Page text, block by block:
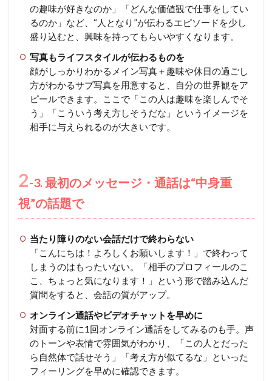
の趣味が好きなのか」「どんな価値観で仕事をしてい
るのか」など、“人となり”が伝わるエピソードを少し
盛り込むと、興味を持ってもらいやすくなります。
写真もライフスタイルが伝わるものを
顔がしっかりわかるメイン写真＋趣味や休日の過ごし
方がわかるサブ写真を用意すると、自分の世界観をア
ピールできます。ここで「この人は趣味を楽しんでそ
う」「こういう考え方しそうだな」というイメージを
相手に与えられるのが大きいです。
2-3. 最初のメッセージ・通話は“中身重
視”の話題で
当たり障りのない会話だけで終わらない
「こんにちは！よろしくお願いします！」で終わって
しまうのはもったいない。「相手のプロフィールのこ
こ、ちょっと気になります！」という形で踏み込んだ
質問をすると、会話の質がアップ。
オンライン通話やビデオチャットを早めに
対面する前に1回オンライン通話をしてみるのも手。声
のトーンや表情で雰囲気がわかり、「この人とだった
ら自然体で話せそう」「考え方が似てるな」といった
フィーリングを早めに確認できます。